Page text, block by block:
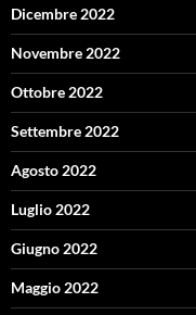
Dicembre 2022
Novembre 2022
Ottobre 2022
Settembre 2022
Agosto 2022
Luglio 2022
Giugno 2022
Maggio 2022